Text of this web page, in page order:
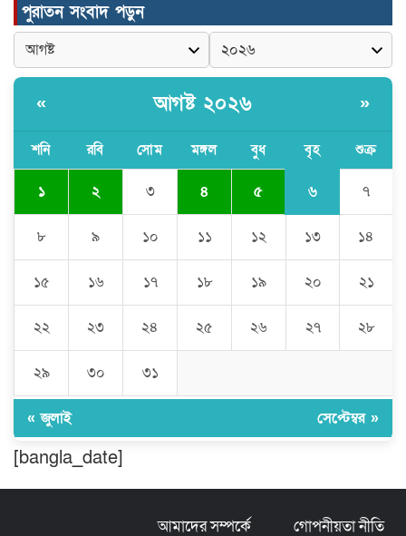
ঠাকুরগাঁওয়ে ইজিবাইক চোরচক্রের ৩ সদস্য
গ্রেপ্তার, বিপুল পরিমাণ যন্ত্রাংশ উদ্ধার ‎
মুন্সীগঞ্জের টংগীবাড়ীতে ৭ ফুট ৬ ইঞ্চি উচ্চতার
ঘণ্টার পর ঘণ্টা বিদ্যুৎহীন মৌলভীবাজার:
অতিরিক্ত বিলে দিশেহারা গ্রাহক, তীব্র ক্ষোভ
বিশ্বনাথে ‘প্রবাসী ওয়েলফেয়ার
গ্রেফতার ১ সিল-স্টাম্প প্যাড জব্দ।
ফেন্সিডিল ও ৩২ হাজার টাকা উদ্ধার, আটক ১
পুরাতন সংবাদ পড়ুন
« আগষ্ট ২০২৬ »
শনি রবি সোম মঙ্গল বুধ বৃহ শুক্র
১ ২ ৩ ৪ ৫ ৬ ৭
৮ ৯ ১০ ১১ ১২ ১৩ ১৪
১৫ ১৬ ১৭ ১৮ ১৯ ২০ ২১
২২ ২৩ ২৪ ২৫ ২৬ ২৭ ২৮
২৯ ৩০ ৩১
« জুলাই সেপ্টেম্বর »
[bangla_date]
আমাদের সম্পর্কে গোপনীয়তা নীতি